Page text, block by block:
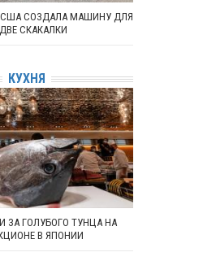
США СОЗДАЛА МАШИНУ ДЛЯ
СКАКАЛКИ
КУХНЯ
ЗА ГОЛУБОГО ТУНЦА НА
В ЯПОНИИ